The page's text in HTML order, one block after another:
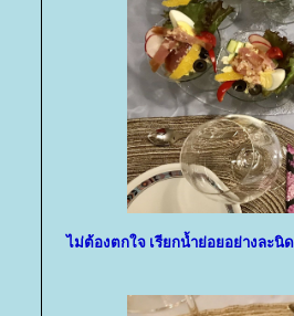
ไม่ต้องตกใจ เรียกน้ำย่อยอย่างละ